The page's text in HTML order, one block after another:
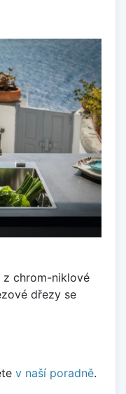
z chrom-niklové
dřezy se
v naší poradně.